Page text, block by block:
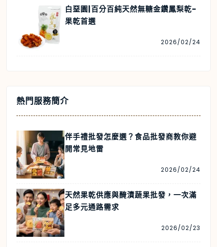
白堊園|百分百純天然無糖金鑽鳳梨乾-
果乾首選
2026/02/24
熱門服務簡介
伴手禮批發怎麼選？食品批發商教你避
開常見地雷
2026/02/24
天然果乾供應與醃漬蔬果批發，一次滿
足多元通路需求
2026/02/23